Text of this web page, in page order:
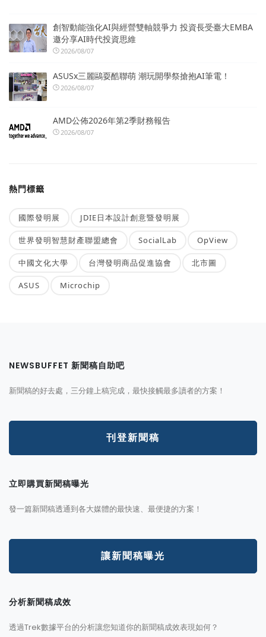
創智動能強化AI與經營雙軸競爭力 投資長受臺大EMBA
邀分享AI時代投資思維
2026/08/07
ASUSx三麗鷗耍酷聯萌 潮玩開學祭搶抱AI筆電！
2026/08/07
AMD公佈2026年第2季財務報告
2026/08/07
熱門標籤
國際發明展 JDIE日本設計創意暨發明展
世界發明智慧財產聯盟總會 SocialLab OpView
中國文化大學 台灣發明商品促進協會 北市圖
ASUS Microchip
NEWSBUFFET 新聞稿自助吧
新聞稿的好去處，三分鐘上稿完成，最快接觸最多讀者的方案！
刊登新聞稿
立即購買新聞稿曝光
發一篇新聞稿透通到各大媒體的最快速、最便捷的方案！
讓新聞稿曝光
分析新聞稿成效
透過Trek數據平台的分析讓您知道你的新聞稿成效表現如何？